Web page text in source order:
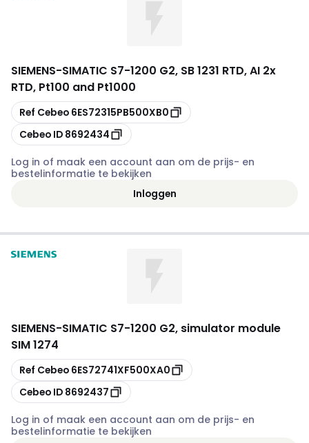
SIEMENS-SIMATIC S7-1200 G2, SB 1231 RTD, AI 2x
RTD, Pt100 and Pt1000
Kopiëren
Ref Cebeo 6ES72315PB500XB0
Kopiëren
Cebeo ID 8692434
Log in of maak een account aan om de prijs- en
bestelinformatie te bekijken
Inloggen
SIEMENS-SIMATIC S7-1200 G2, simulator module
SIM 1274
Kopiëren
Ref Cebeo 6ES72741XF500XA0
Kopiëren
Cebeo ID 8692437
Log in of maak een account aan om de prijs- en
bestelinformatie te bekijken